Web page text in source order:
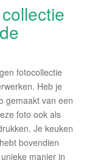
fotocollectie
Heb je
gemaakt van een
foto ook als
Je keuken
bovendien
manier in